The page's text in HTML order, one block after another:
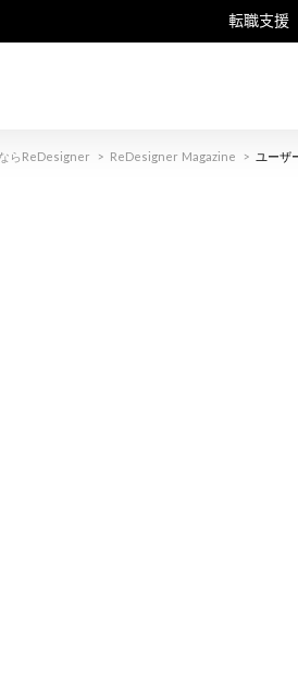
転職支援
らReDesigner > ReDesigner Magazine > ユーザ